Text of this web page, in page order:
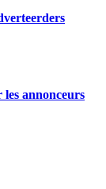
les annonceurs